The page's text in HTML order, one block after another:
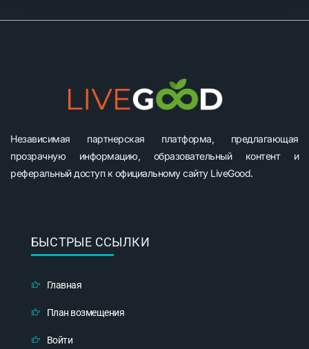
Независимая партнерская платформа, предлагающая
прозрачную информацию, образовательный контент и
реферальный доступ к официальному сайту LiveGood.
БЫСТРЫЕ ССЫЛКИ
Главная
План возмещения
Войти